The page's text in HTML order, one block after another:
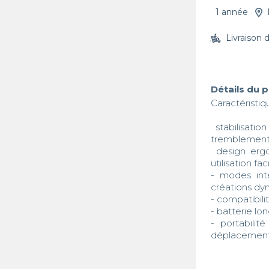
1 année
Livraison
Détails du
utilisation
- modes
créations
-
- batterie
-